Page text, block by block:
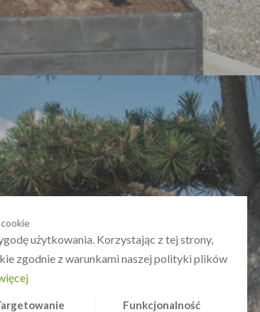
użytkowania. Korzystając z tej strony,
zgodnie z warunkami naszej polityki plików
Funkcjonalność